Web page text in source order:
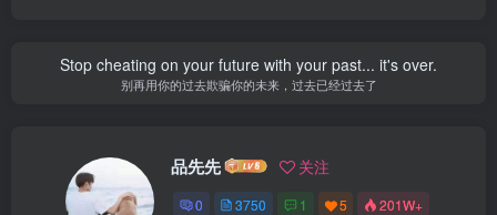
Stop cheating on your future with your past... it's over.
别再用你的过去欺骗你的未来，过去已经过去了
品先先 关注
0 3750 1 5 201W+